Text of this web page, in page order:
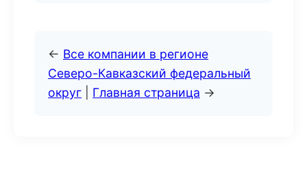
← Все компании в регионе
Северо-Кавказский федеральный
округ
Главная страница →